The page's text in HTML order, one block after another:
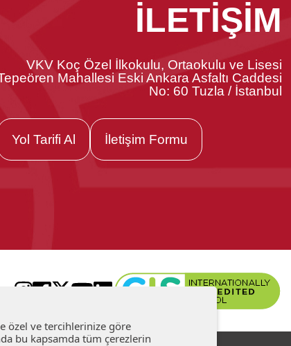
İLETİŞİM
VKV Koç Özel İlkokulu, Ortaokulu ve Lisesi
Mahallesi Eski Ankara Asfaltı Caddesi
No: 60 Tuzla / İstanbul
Yol Tarifi Al İletişim Formu
özel ve tercihlerinize göre
bu kapsamda tüm çerezlerin